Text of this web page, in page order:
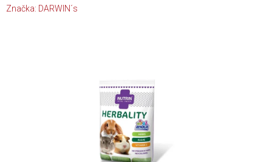
Značka: DARWIN´s